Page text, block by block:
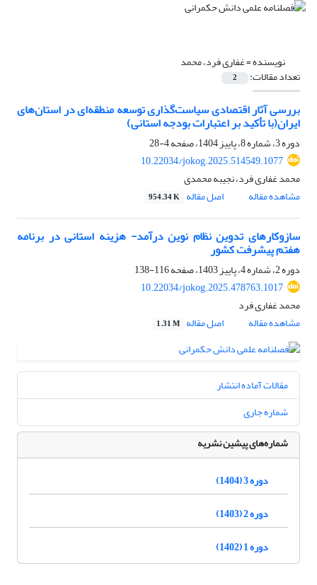
نویسنده =غفاری فرد، محمد
تعداد مقالات: 2
بررسی آثار اقتصادی سیاست‌گذاری توسعه منطقه‌ای در استان‌های
ایران(با تأکید بر اعتبارات بودجه استانی)
دوره 3، شماره 8، پاییز 1404، صفحه
4-28
10.22034/jokog.2025.514549.1077
محمد غفاری فرد، نجیبه محمدی
مشاهده مقاله
اصل مقاله 954.34 K
سازوکارهای تدوین نظام نوین درآمد- هزینه استانی در برنامه
هفتم پیشرفت کشور
دوره 2، شماره 4، پاییز 1403، صفحه
116-138
10.22034/jokog.2025.478763.1017
محمد غفاری فرد
مشاهده مقاله
اصل مقاله 1.31 M
مقالات آماده انتشار
شماره جاری
شماره‌های پیشین نشریه
دوره 3 (1404)
دوره 2 (1403)
دوره 1 (1402)